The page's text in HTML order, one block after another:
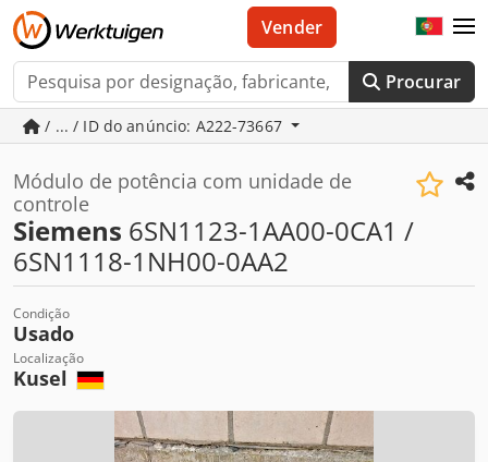
Procurar
Vender
/ ... / ID do anúncio: A222-73667
Módulo de potência com unidade de
controle
Siemens 6SN1123-1AA00-0CA1 /
6SN1118-1NH00-0AA2
Condição
Usado
Localização
Kusel